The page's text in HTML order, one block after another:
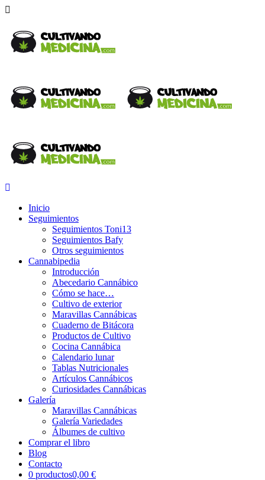
Inicio
Seguimientos
Seguimientos Toni13
Seguimientos Bafy
Otros seguimientos
Cannabipedia
Introducción
Abecedario Cannábico
Cómo se hace…
Cultivo de exterior
Maravillas Cannábicas
Cuaderno de Bitácora
Productos de Cultivo
Cocina Cannábica
Calendario lunar
Tablas Nutricionales
Artículos Cannábicos
Curiosidades Cannábicas
Galería
Maravillas Cannábicas
Galería Variedades
Álbumes de cultivo
Comprar el libro
Blog
Contacto
0 productos0,00 €